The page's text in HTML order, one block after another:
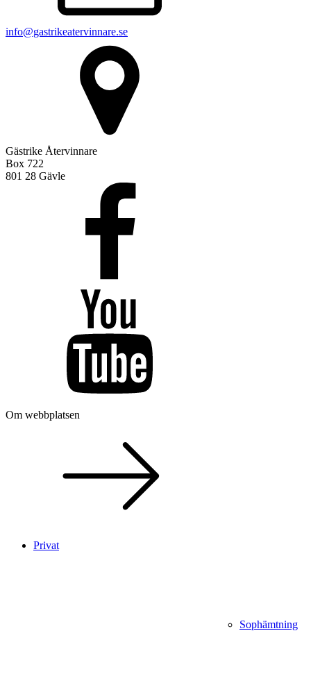
info@gastrikeatervinnare.se
Gästrike Återvinnare
Box 722
801 28 Gävle
Om webbplatsen
Privat
Sophämtning